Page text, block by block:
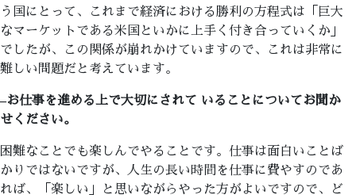
う国にとって、これまで経済における勝利の方程式は「巨大
なマーケットである米国といかに上手く付き合っていくか」
でしたが、この関係が崩れかけていますので、これは非常に
難しい問題だと考えています。
–お仕事を進める上で大切にされて いることについてお聞か
せください。
困難なことでも楽しんでやることです。仕事は面白いことば
かりではないですが、人生の長い時間を仕事に費やすのであ
れば、「楽しい」と思いながらやった方がよいですので、ど